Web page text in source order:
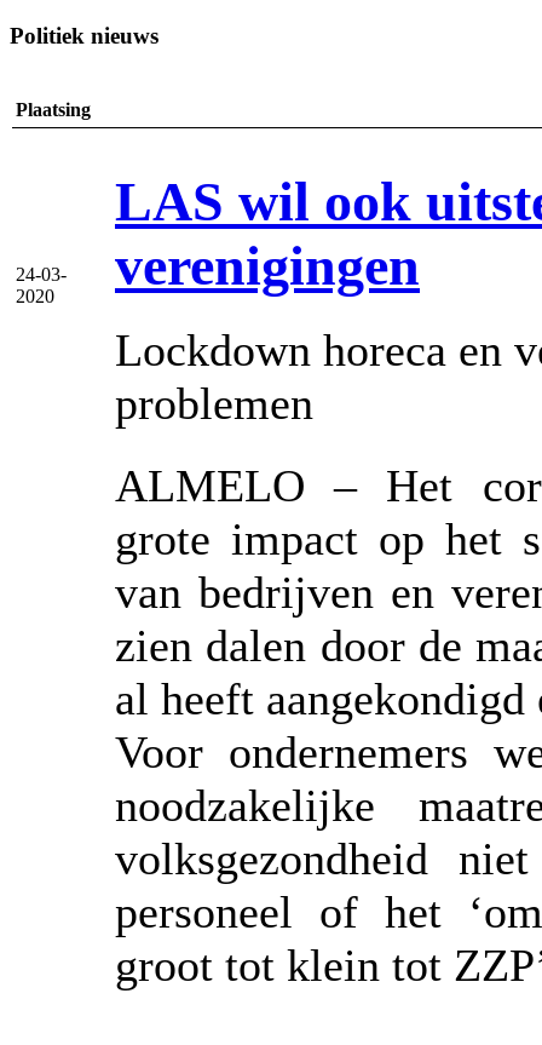
Politiek nieuws
Plaatsing
24-03-
2020
LAS wil ook
verenigingen
Lockdown horeca en
problemen
ALMELO – Het
grote impact op het
van bedrijven en
zien dalen door de
al heeft
Voor ondernemers
noodzakelijke
volksgezondheid
personeel of het
groot tot klein tot